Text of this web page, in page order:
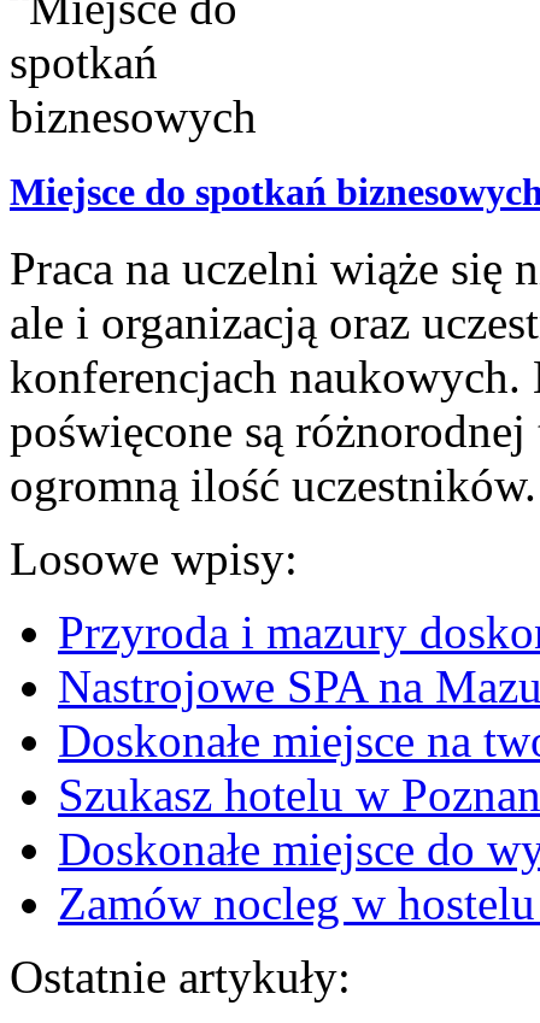
Miejsce do spotkań
Praca na uczelni wiąże się
ale i organizacją oraz
konferencjach
poświęcone są
ogromną ilość
Losowe wpisy:
Przyroda i mazury
Nastrojowe SPA na
Doskonałe miejsce na
Szukasz hotelu w
Doskonałe miejsce do
Zamów nocleg w
Ostatnie artykuły: